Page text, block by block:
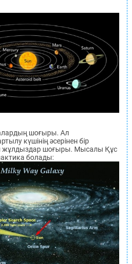
шоғыры. Ал
күшінің әсерінен бір
жұлдыздар шоғыры. Мысалы Құс
болады: